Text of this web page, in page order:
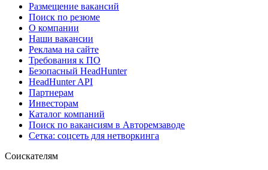
Размещение вакансий
Поиск по резюме
О компании
Наши вакансии
Реклама на сайте
Требования к ПО
Безопасный HeadHunter
HeadHunter API
Партнерам
Инвесторам
Каталог компаний
Поиск по вакансиям в Авторемзаводе
Сетка: соцсеть для нетворкинга
Соискателям